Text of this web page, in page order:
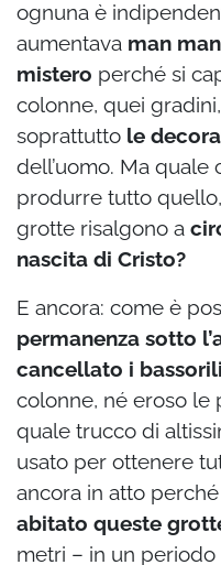
ognuna è
aumentava man
mistero perché si
colonne, quei
soprattutto le
dell’uomo. Ma quale
produrre tutto
grotte risalgono a
nascita di Cristo?
E ancora: come è
permanenza sotto
cancellato i
colonne, né eroso le
quale trucco di
usato per ottenere
ancora in atto
abitato queste
metri – in un